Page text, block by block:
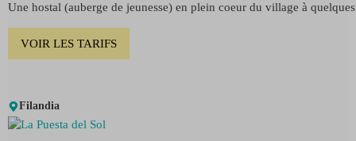
Une hostal (auberge de jeunesse) en plein coeur du village à
VOIR LES TARIFS
Filandia